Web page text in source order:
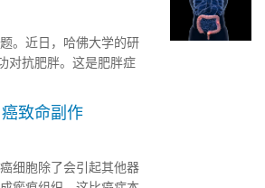
。近日，哈佛大学的研
对抗肥胖。这是肥胖症
致命副作
细胞除了会引起其他器